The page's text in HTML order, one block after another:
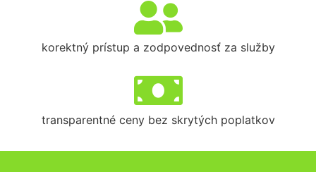
korektný prístup a zodpovednosť za služby
transparentné ceny bez skrytých poplatkov